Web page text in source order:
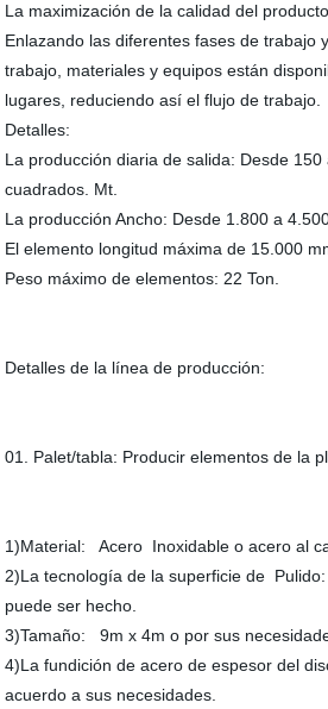
La maximización de la calidad del producto.
Enlazando las diferentes fases de trabajo
trabajo, materiales y equipos están
lugares, reduciendo así el flujo de trabajo.
Detalles:
La producción diaria de salida: Desde
cuadrados. Mt.
La producción Ancho: Desde 1.800 a
El elemento longitud máxima de 15.000
Peso máximo de elementos: 22 Ton.
Detalles de la línea de producción:
01. Palet/tabla: Producir elementos de la
1)Material: Acero Inoxidable o acero al
2)La tecnología de la superficie de
puede ser hecho.
3)Tamaño: 9m x 4m o por sus
4)La fundición de acero de espesor del
acuerdo a sus necesidades.